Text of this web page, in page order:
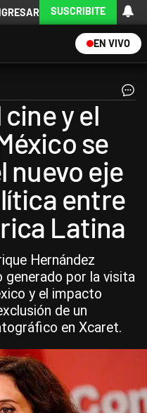
SUSCRIBITE
EN VIVO
cine y el
se
nuevo eje
entre
Latina
Hernández
por la visita
y el impacto
de un
en Xcaret.